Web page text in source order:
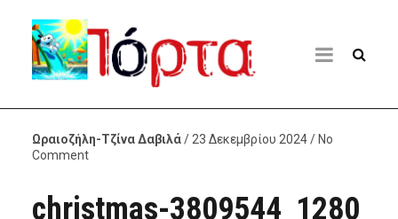
Ωραιοζήλη-Τζίνα Δαβιλά/ 23 Δεκεμβρίου 2024 / No
Comment
christmas-3809544_1280